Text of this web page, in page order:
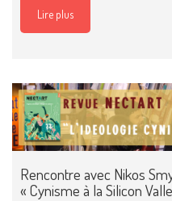
Lire plus
Rencontre avec Nikos
« Cynisme à la Silicon